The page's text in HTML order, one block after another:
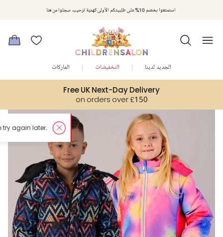
استمتعوا بخصم 10% على طلبيتكم الأولى كهدية ترحيب. سجلوا من هنا
Free UK Next-Day Delivery
on orders over £150
الجديد لدينا التخفيضات الماركات